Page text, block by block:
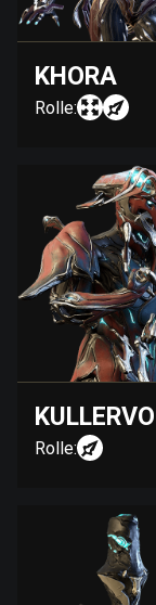
KHORA
Rolle:
KULLERVO
Rolle: